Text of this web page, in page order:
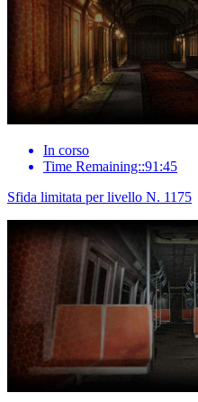
In corso
Time Remaining::91:45
Sfida limitata per livello N. 1175